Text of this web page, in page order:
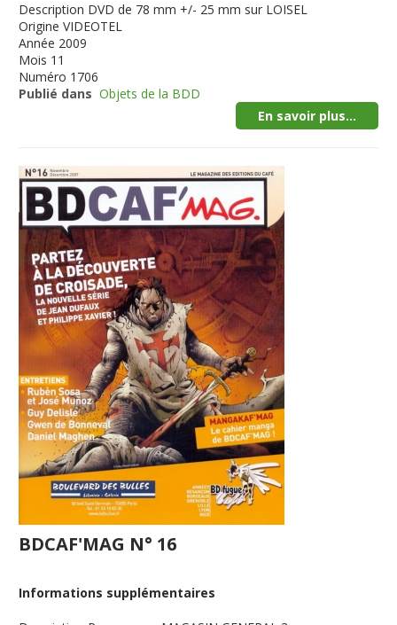
Description DVD de 78 mm +/- 25 mm sur LOISEL
Origine VIDEOTEL
Année 2009
Mois 11
Numéro 1706
Publié dans Objets de la BDD
En savoir plus...
BDCAF'MAG N° 16
Informations supplémentaires